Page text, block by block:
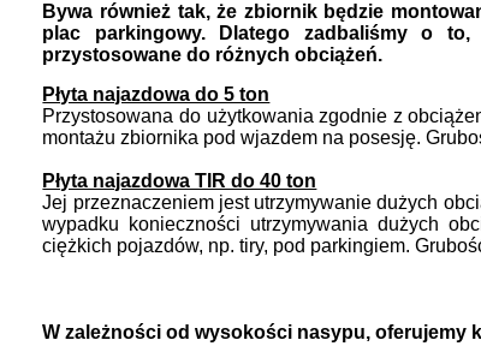
Bywa również tak, że zbiornik będzie
plac parkingowy. Dlatego zadbaliśmy o
przystosowane do różnych obciążeń.
Płyta najazdowa do 5 ton
Przystosowana do użytkowania zgodnie z
montażu zbiornika pod wjazdem na posesję.
Płyta najazdowa TIR do 40 ton
Jej przeznaczeniem jest utrzymywanie dużych
wypadku konieczności utrzymywania dużych
ciężkich pojazdów, np. tiry, pod parkingiem.
W zależności od wysokości nasypu, oferujemy